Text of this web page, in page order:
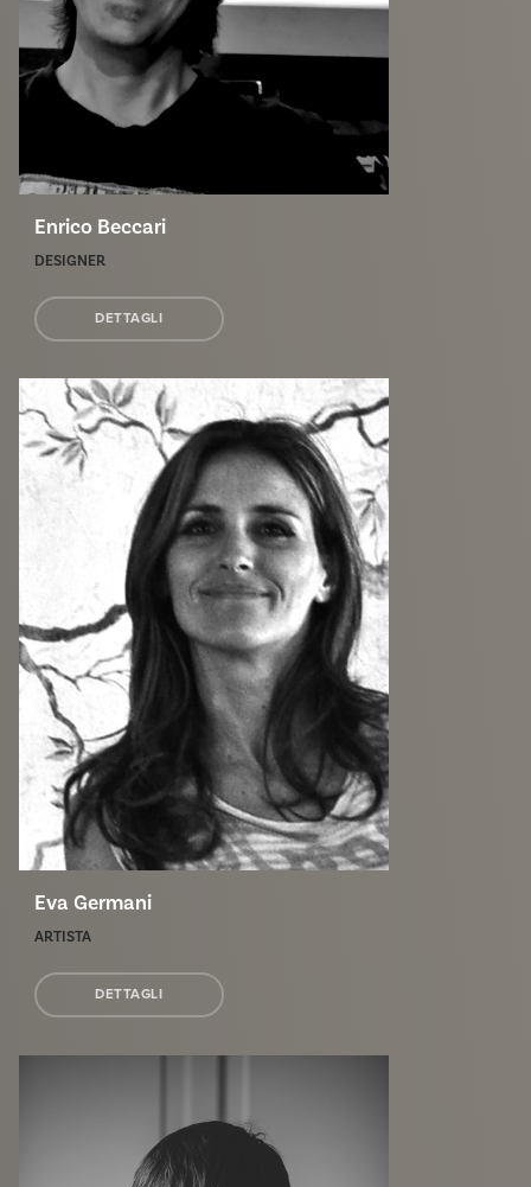
Enrico Beccari
DESIGNER
DETTAGLI
Eva Germani
ARTISTA
DETTAGLI